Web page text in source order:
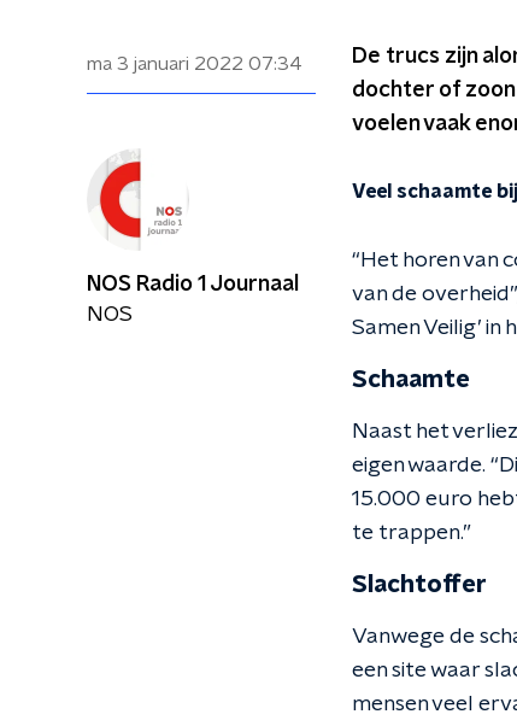
ma 3 januari 2022 07:34
De trucs zijn
dochter of
voelen vaak
Veel schaamte
“Het horen van
van de
Samen Veilig’ in
Schaamte
Naast het
eigen waarde.
15.000 euro
te trappen.”
Slachtoffer
Vanwege de
een site waar
mensen veel
NOS Radio 1 Journaal
NOS